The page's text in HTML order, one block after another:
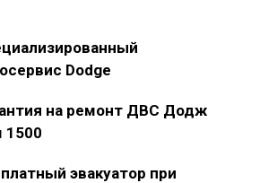
Dodge
на ремонт ДВС Додж
1500
эвакуатор при